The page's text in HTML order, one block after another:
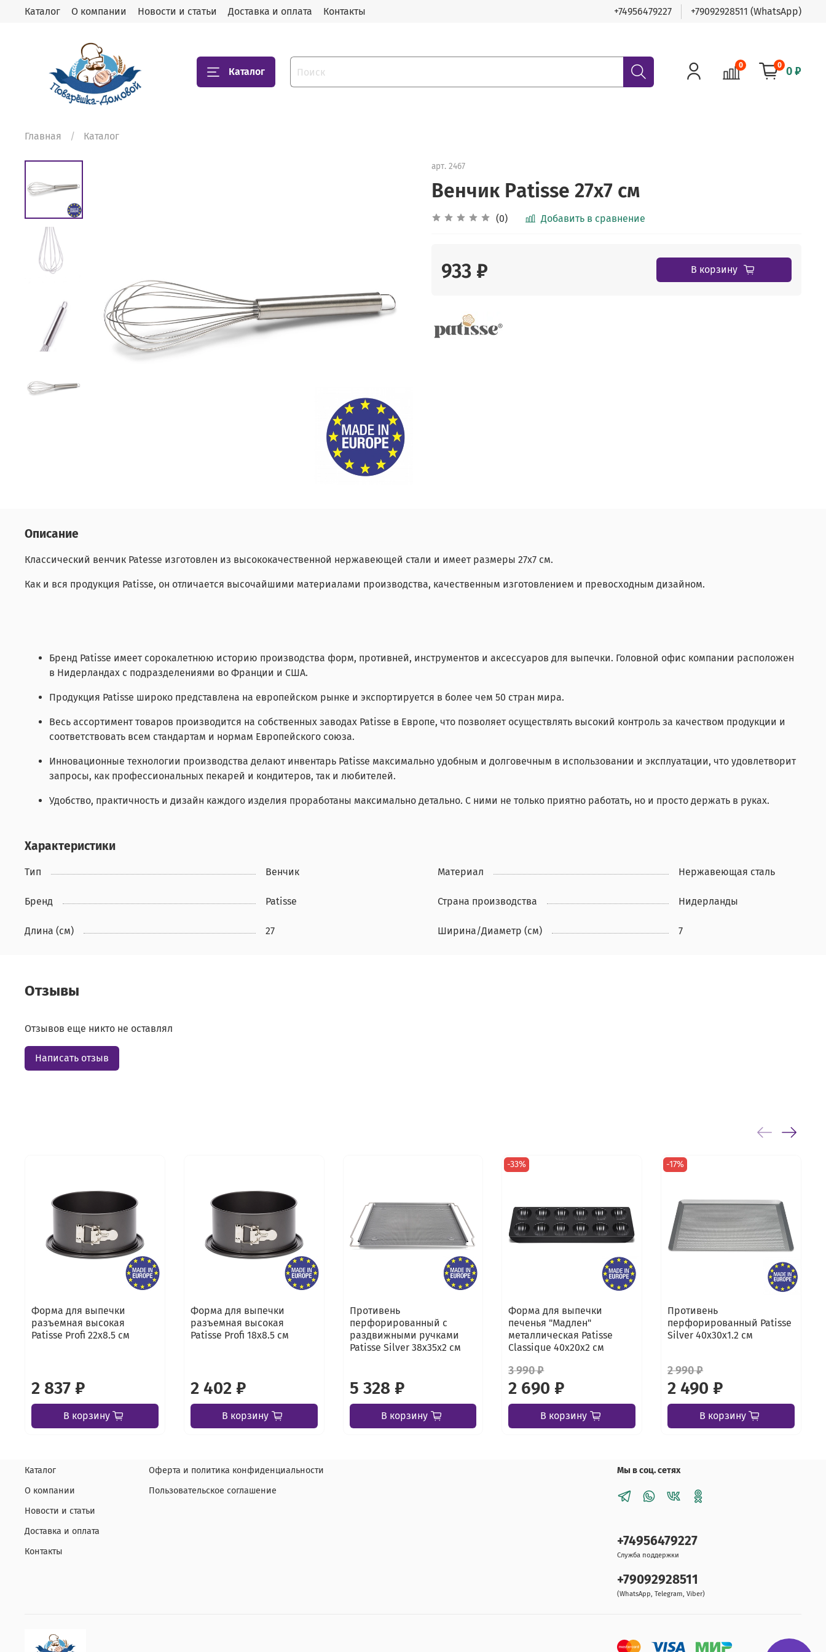
Каталог О компании Новости и статьи Доставка и оплата Контакты +74956479227 +79092928511 (WhatsApp)
Каталог
0 0 0 ₽
Главная Каталог
арт. 2467
Венчик Pаtisse 27х7 см
(0) Добавить в сравнение
933 ₽ В корзину
Описание
Классический венчик Patesse изготовлен из высококачественной нержавеющей стали и имеет размеры 27х7 см.
Как и вся продукция Patisse, он отличается высочайшими материалами производства, качественным изготовлением и превосходным дизайном.
Бренд Patisse имеет сорокалетнюю историю производства форм, противней, инструментов и аксессуаров для выпечки. Головной офис компании расположен
в Нидерландах с подразделениями во Франции и США.
Продукция Patisse широко представлена на европейском рынке и экспортируется в более чем 50 стран мира.
Весь ассортимент товаров производится на собственных заводах Patisse в Европе, что позволяет осуществлять высокий контроль за качеством продукции и
соответствовать всем стандартам и нормам Европейского союза.
Инновационные технологии производства делают инвентарь Patisse максимально удобным и долговечным в использовании и эксплуатации, что удовлетворит
запросы, как профессиональных пекарей и кондитеров, так и любителей.
Удобство, практичность и дизайн каждого изделия проработаны максимально детально. С ними не только приятно работать, но и просто держать в руках.
Характеристики
Тип Венчик Материал Нержавеющая сталь
Бренд Patisse Страна производства Нидерланды
Длина (см) 27 Ширина/Диаметр (см) 7
Отзывы
Отзывов еще никто не оставлял
Написать отзыв
Форма для выпечки
разъемная высокая
Patisse Profi 22x8.5 см
2 837 ₽
В корзину
Форма для выпечки
разъемная высокая
Patisse Profi 18x8.5 см
2 402 ₽
В корзину
Противень
перфорированный с
раздвижными ручками
Patisse Silver 38х35х2 см
5 328 ₽
В корзину
-33%
Форма для выпечки
печенья "Мадлен"
металлическая Patisse
Classique 40х20х2 см
3 990 ₽
2 690 ₽
В корзину
-17%
Противень
перфорированный Patisse
Silver 40х30х1.2 см
2 990 ₽
2 490 ₽
В корзину
Каталог
О компании
Новости и статьи
Доставка и оплата
Контакты
Оферта и политика конфиденциальности
Пользовательское соглашение
Мы в соц. сетях
+74956479227
Служба поддержки
+79092928511
(WhatsApp, Telegram, Viber)